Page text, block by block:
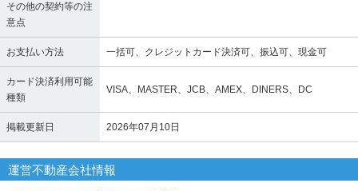
その他の契約等の注
意点
お支払い方法 一括可、クレジットカード決済可、振込可、現金可
カード決済利用可能
種類
VISA、MASTER、JCB、AMEX、DINERS、DC
掲載更新日 2026年07月10日
運営不動産会社情報